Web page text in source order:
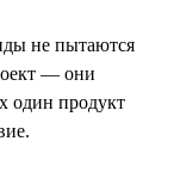
не пытаются
— они
один продукт